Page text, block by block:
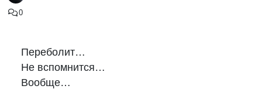
0
Переболит…
Не вспомнится…
Вообще…